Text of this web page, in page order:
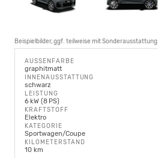
Beispielbilder, ggf. teilweise mit Sonderausstattung
AUSSENFARBE
graphitmatt
INNENAUSSTATTUNG
schwarz
LEISTUNG
6 kW (8 PS)
KRAFTSTOFF
Elektro
KATEGORIE
Sportwagen/Coupe
KILOMETERSTAND
10 km